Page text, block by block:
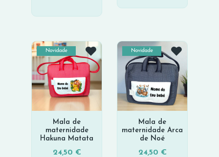
Novidade
Mala de
maternidade
Hakuna Matata
24,50 €
Novidade
Mala de
maternidade Arca
de Noé
24,50 €